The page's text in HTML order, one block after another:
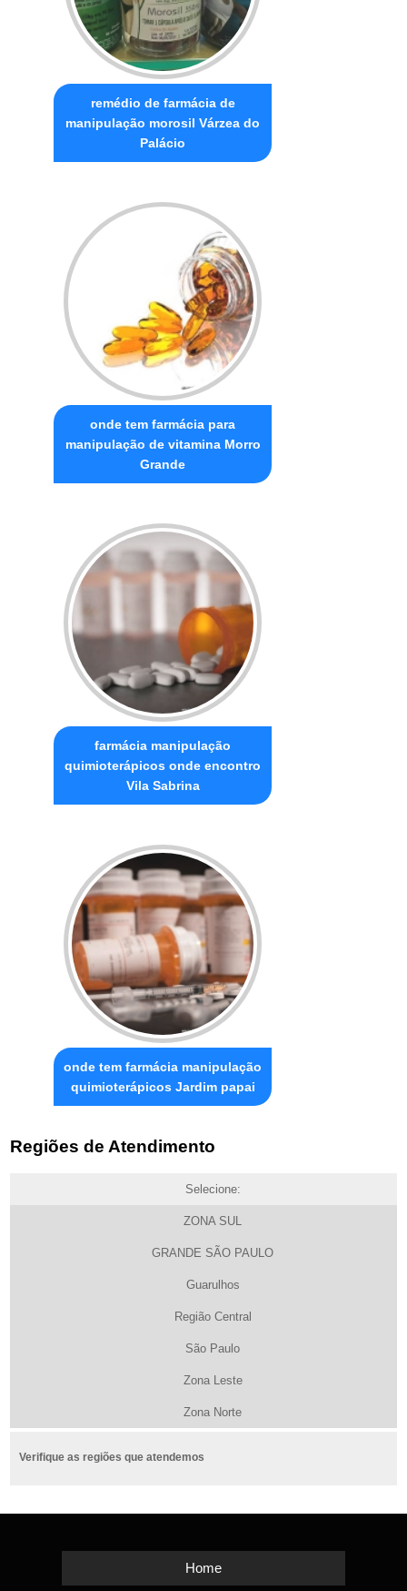
remédio de farmácia de
manipulação morosil Várzea do
Palácio
onde tem farmácia para
manipulação de vitamina Morro
Grande
farmácia manipulação
quimioterápicos onde encontro
Vila Sabrina
onde tem farmácia manipulação
quimioterápicos Jardim papai
Regiões de Atendimento
Selecione:
ZONA SUL
GRANDE SÃO PAULO
Guarulhos
Região Central
São Paulo
Zona Leste
Zona Norte
Verifique as regiões que atendemos
Home